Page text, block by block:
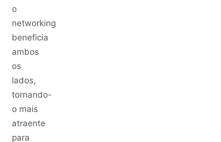
o
networking
beneficia
ambos
os
lados,
tornando-
o mais
atraente
para